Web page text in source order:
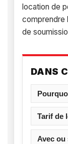
location de
comprendre
de
DANS
Tarif de
Avec ou